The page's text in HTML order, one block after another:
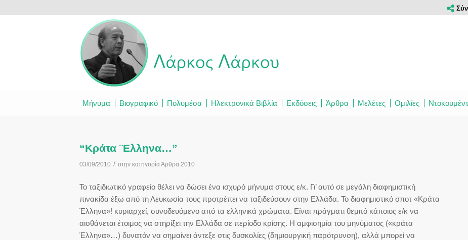
Μήνυμα Βιογραφικό Πολυμέσα Ηλεκτρονικά Βιβλία Εκδόσεις Άρθρα Μελέτες Ομιλίες
“Κράτα ¨Ελληνα…”
03/09/2010 / στην κατηγορίαΆρθρα 2010
Το ταξιδιωτικό γραφείο θέλει να δώσει ένα ισχυρό μήνυμα στους ε/κ. Γι’ αυτό σε μεγάλη διαφημιστική
πινακίδα έξω από τη Λευκωσία τους προτρέπει να ταξιδεύσουν στην Ελλάδα. Το διαφημιστικό σποτ «Κράτα
Έλληνα»! κυριαρχεί, συνοδευόμενο από τα ελληνικά χρώματα. Είναι πράγματι θεμιτό κάποιος ε/κ να
αισθάνεται έτοιμος να στηρίξει την Ελλάδα σε περίοδο κρίσης. Η αμφισημία του μηνύματος («κράτα
Έλληνα»…) δυνατόν να σημαίνει άντεξε στις δυσκολίες (δημιουργική παρότρυνση), αλλά μπορεί να